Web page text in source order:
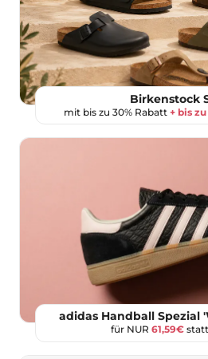
Birkenstock
mit bis zu 30% Rabatt + bis
adidas Handball Spezial
für NUR 61,59€